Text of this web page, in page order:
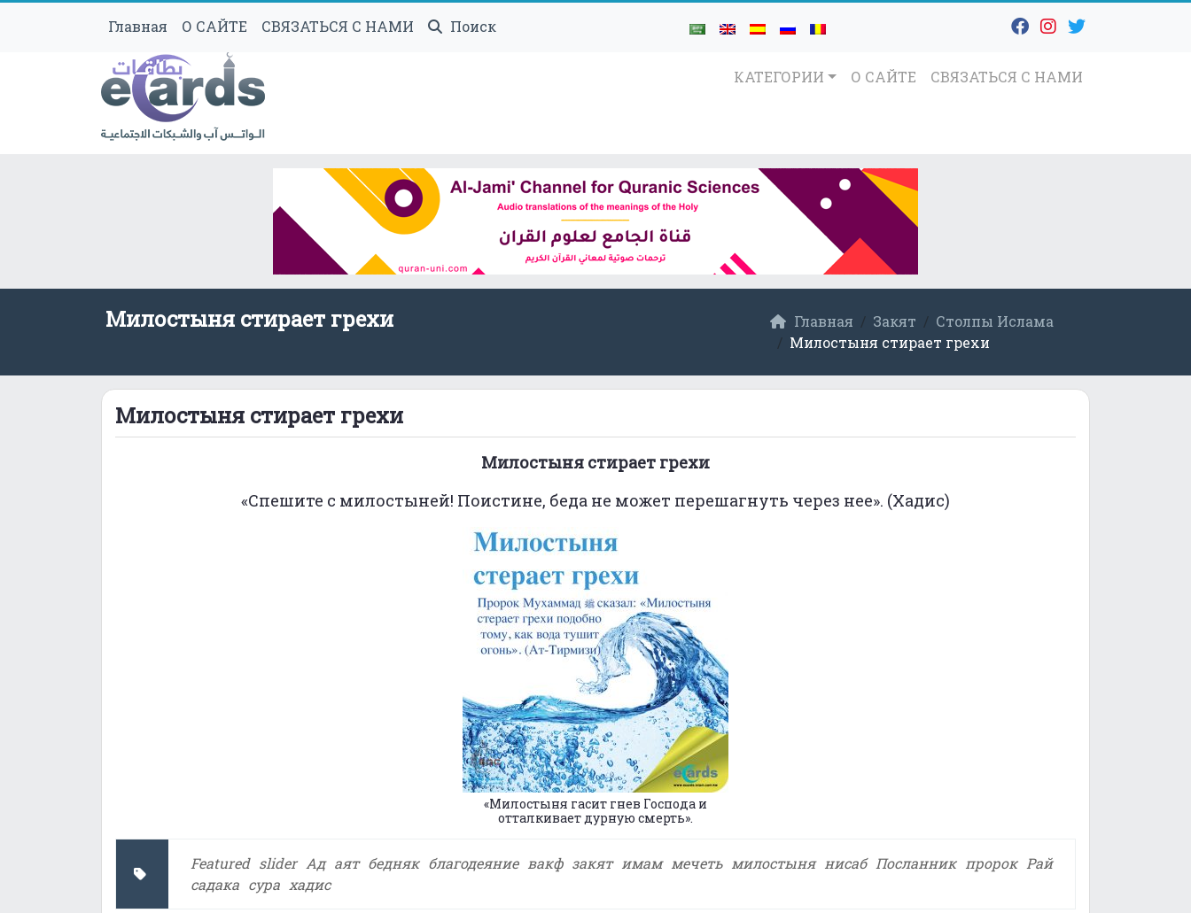
Главная О САЙТЕ СВЯЗАТЬСЯ С НАМИ Поиск
КАТЕГОРИИ О САЙТЕ СВЯЗАТЬСЯ С НАМИ
Милостыня стирает грехи Главная Закят
Столпы Ислама
Милостыня стирает грехи
Милостыня стирает грехи
Милостыня стирает грехи
«Спешите с милостыней! Поистине, беда не может перешагнуть через нее». (Хадис)
«Милостыня гасит гнев Господа и
отталкивает дурную смерть».
Featured slider Ад аят бедняк благодеяние вакф закят имам мечеть милостыня нисаб Посланник пророк Рай
садака сура хадис